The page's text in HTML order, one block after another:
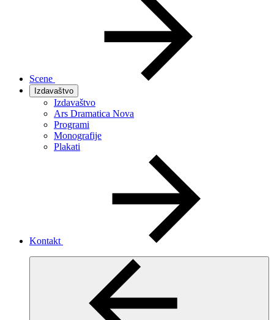
Scene
Izdavaštvo
Izdavaštvo
Ars Dramatica Nova
Programi
Monografije
Plakati
Kontakt